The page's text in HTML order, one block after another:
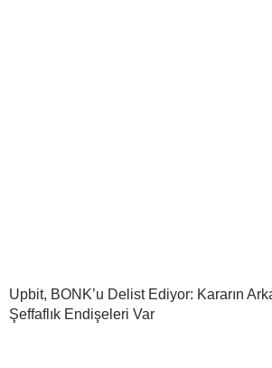
Upbit, BONK’u Delist Ediyor: Kararın
Şeffaflık Endişeleri Var